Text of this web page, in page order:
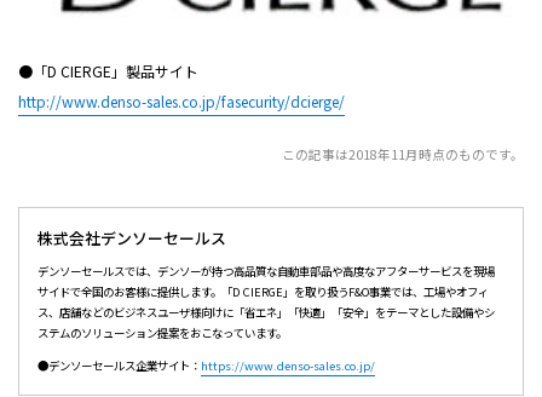
●「D CIERGE」製品サイト
http://www.denso-sales.co.jp/fasecurity/dcierge/
この記事は2018年11月時点のものです。
株式会社デンソーセールス
デンソーセールスでは、デンソーが持つ高品質な自動車部品や高度なアフターサービスを現場
サイドで全国のお客様に提供します。「D CIERGE」を取り扱うF&O事業では、工場やオフィ
ス、店舗などのビジネスユーザ様向けに「省エネ」「快適」「安全」をテーマとした設備やシ
ステムのソリューション提案をおこなっています。
●デンソーセールス企業サイト： https://www.denso-sales.co.jp/